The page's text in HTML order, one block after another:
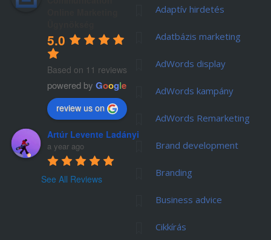
5.0
Based on 11 reviews
powered by Google
review us on
Artúr Levente Ladányi
a year ago
See All Reviews
Adaptív hirdetés
Adatbázis marketing
AdWords display
AdWords kampány
AdWords Remarketing
Brand development
Branding
Business advice
Cikkírás